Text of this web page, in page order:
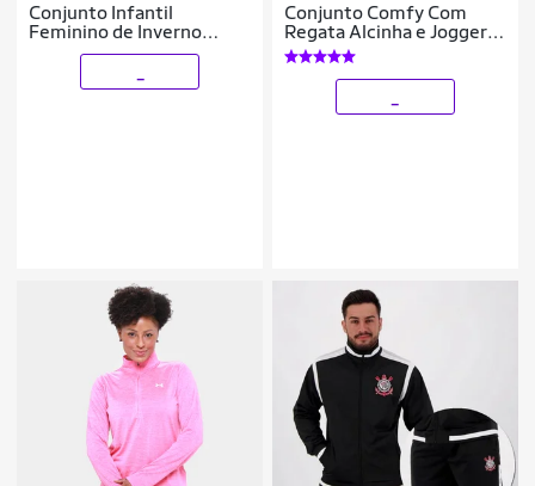
Conjunto Infantil
Feminino de Inverno
Cropped e Calça Oncinha
Conjunto Comfy Com
Regata Alcinha e Jogger
Canelada Salvatore
Fashion